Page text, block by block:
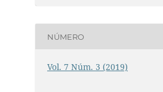
NÚMERO
Vol. 7 Núm. 3 (2019)